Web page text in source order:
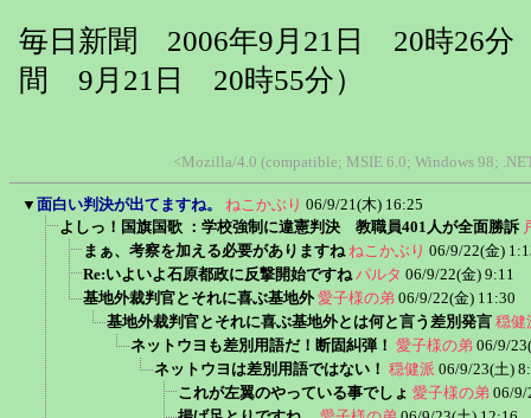
毎日新聞 2006年9月21日 20時26
間 9月21日 20時55分）
<Mozilla/4.0 (compatible; MSIE 6.0; Windows 98;
▼ 面白い判決が出てますね。 ねこかぶり 06/9/21(木) 16:25
よしっ！国旗国歌 ：学校強制に違憲判決 教職員401人が全面勝訴
まぁ、考察を加える必要がありますね ねこかぶり 06/9/22(金)
Re:いよいよ石原都政に反撃開始ですね パルタ 06/9/22(金) 9:11
基地外裁判官とそれに喜ぶ基地外 愛子様の弟 06/9/22(金) 11:30
基地外裁判官とそれに喜ぶ基地外とは何と言う差別発言 穏健
ネットウヨも差別用語だ！断固糾弾！ 愛子様の弟 06/9/
ネットウヨは差別用語ではない！ 穏健派 06/9/23(土)
これが左翼のやっている事でしょ 愛子様の弟 06/9/